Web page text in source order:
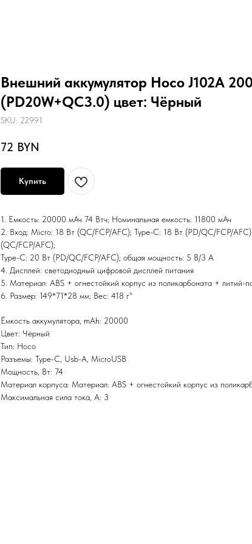
Внешний аккумулятор Hoco J102A
(PD20W+QC3.0) цвет: Чёрный
SKU: 22991
72 BYN
Купить
1. Емкость: 20000 мАч 74 Втч; Номинальная емкость: 11800 мАч
2. Вход: Micro: 18 Вт (QC/FCP/AFC); Type-C: 18 Вт (PD/QC/FCP/
(QC/FCP/AFC);
Type-C: 20 Вт (PD/QC/FCP/AFC); общая мощность: 5 В/3 А
4. Дисплей: светодиодный цифровой дисплей питания
5. Материал: ABS + огнестойкий корпус из поликарбоната + литий-
6. Размер: 149*71*28 мм; Вес: 418 г"
Ёмкость аккумулятора, mAh: 20000
Цвет: Чёрный
Тип: Hoco
Разъемы: Type-C, Usb-A, MicroUSB
Мощность, Вт: 74
Материал корпуса: Материал: ABS + огнестойкий корпус из
Максимальная сила тока, А: 3